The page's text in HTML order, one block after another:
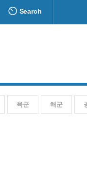
Search
육군 해군